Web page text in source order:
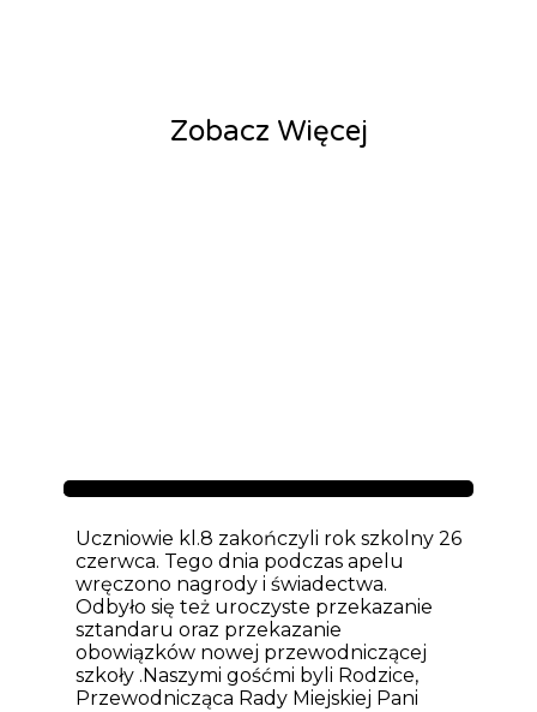
Zobacz Więcej
Aktualności
Uczniowie kl.8 zakończyli rok szkolny 26
czerwca. Tego dnia podczas apelu
wręczono nagrody i świadectwa.
Odbyło się też uroczyste przekazanie
sztandaru oraz przekazanie
obowiązków nowej przewodniczącej
szkoły .Naszymi gośćmi byli Rodzice,
Przewodnicząca Rady Miejskiej Pani